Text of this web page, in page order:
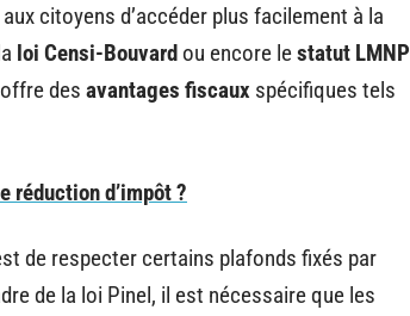
citoyens d’accéder plus facilement à la
loi Censi-Bouvard ou encore lestatut LMNP
des avantages fiscaux spécifiques tels
réduction d’impôt ?
de respecter certains plafonds fixés par
de la loi Pinel, il est nécessaire que les